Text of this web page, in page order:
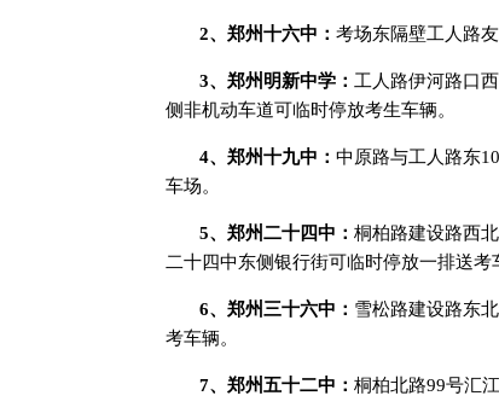
2、郑州十六中： 考场东隔壁工人路
3、郑州明新中学： 工人路伊河路口
侧非机动车道可临时停放考生车辆。
4、郑州十九中： 中原路与工人路东
车场。
5、郑州二十四中： 桐柏路建设路西
二十四中东侧银行街可临时停放一排送考
6、郑州三十六中： 雪松路建设路东
考车辆。
7、郑州五十二中： 桐柏北路99号汇江